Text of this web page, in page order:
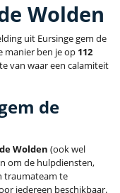
Wolden
uit Eursinge gem de
manier ben je op 112
van waar een calamiteit
de
Wolden (ook wel
om de hulpdiensten,
traumateam te
iedereen beschikbaar.